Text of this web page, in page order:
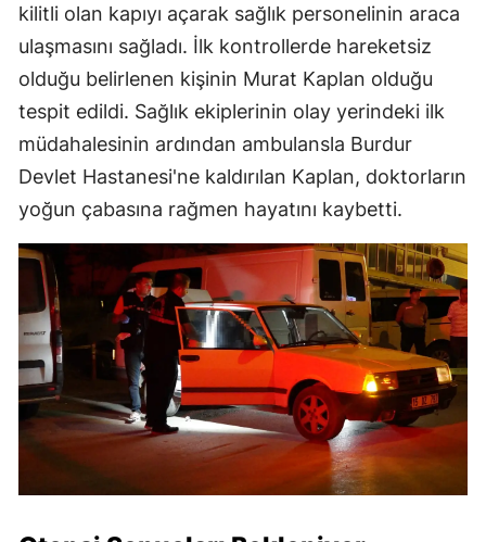
kilitli olan kapıyı açarak sağlık personelinin araca
ulaşmasını sağladı. İlk kontrollerde hareketsiz
olduğu belirlenen kişinin Murat Kaplan olduğu
tespit edildi. Sağlık ekiplerinin olay yerindeki ilk
müdahalesinin ardından ambulansla Burdur
Devlet Hastanesi'ne kaldırılan Kaplan, doktorların
yoğun çabasına rağmen hayatını kaybetti.